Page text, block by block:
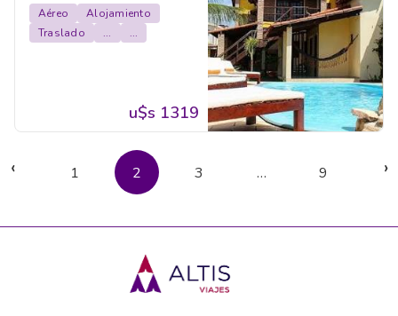
Aéreo
Alojamiento
Traslado
... ...
u$s 1319
‹ 1 2 3 … 9 ›